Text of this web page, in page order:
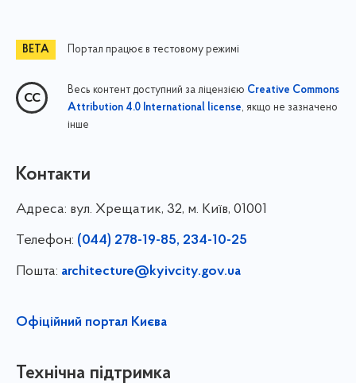
Портал працює в тестовому режимі
Весь контент доступний за ліцензією Creative Commons
Attribution 4.0 International license, якщо не зазначено
інше
Контакти
Адреса: вул. Хрещатик, 32, м. Київ, 01001
Телефон: (044) 278-19-85, 234-10-25
Пошта: architecture@kyivcity.gov.ua
Офіційний портал Києва
Технічна підтримка